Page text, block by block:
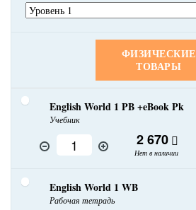
ФИЗИЧЕСКИЕ
ТОВАРЫ
English World 1 PB +eBook Pk
Учебник
2 670
Нет в наличии
English World 1 WB
Рабочая тетрадь